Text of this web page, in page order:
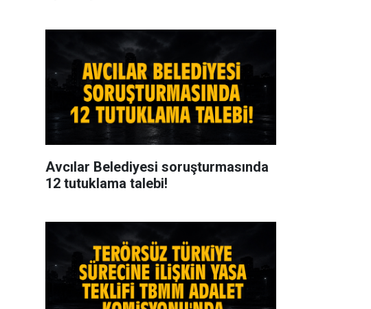
Avcılar Belediyesi soruşturmasında
12 tutuklama talebi!